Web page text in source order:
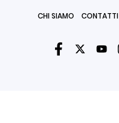
CHI SIAMO CONTATTI